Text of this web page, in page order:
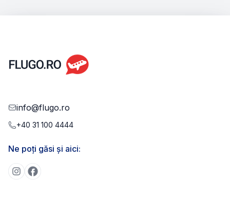
info@flugo.ro
+40 31 100 4444
Ne poți găsi și aici: